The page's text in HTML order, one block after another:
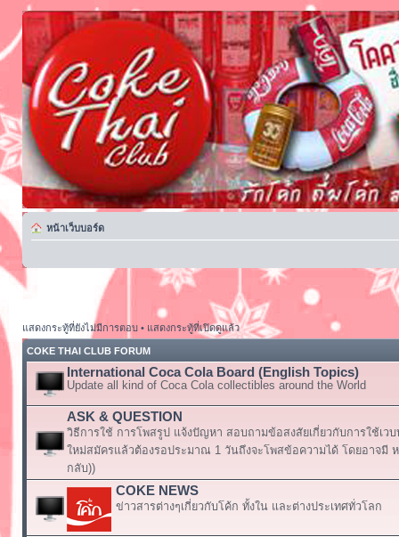
หน้าเว็บบอร์ด
แสดงกระทู้ที่ยังไม่มีการตอบ• แสดงกระทู้ที่เปิดดูแล้ว
COKE THAI CLUB FORUM
International Coca Cola Board (English Topics)
Update all kind of Coca Cola collectibles around the World
ASK & QUESTION
วิธีการใช้ การโพสรูป แจ้งปัญหา สอบถามข้อสงสัยเกี่ยวกับการใช้เว
ใหม่สมัครแล้วต้องรอประมาณ 1 วันถึงจะโพสข้อความได้ โดยอาจมี
กลับ))
COKE NEWS
ข่าวสารต่างๆเกี่ยวกับโค้ก ทั้งใน และต่างประเทศทั่วโลก